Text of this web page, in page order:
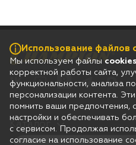
Каталог
Использование файлов
Мы используем файлы cookies
корректной работы сайта,
функциональности, анализа
персонализации контента.
помнить ваши предпочтения,
настройки и обеспечивать
с сервисом. Продолжая
согласие на использование